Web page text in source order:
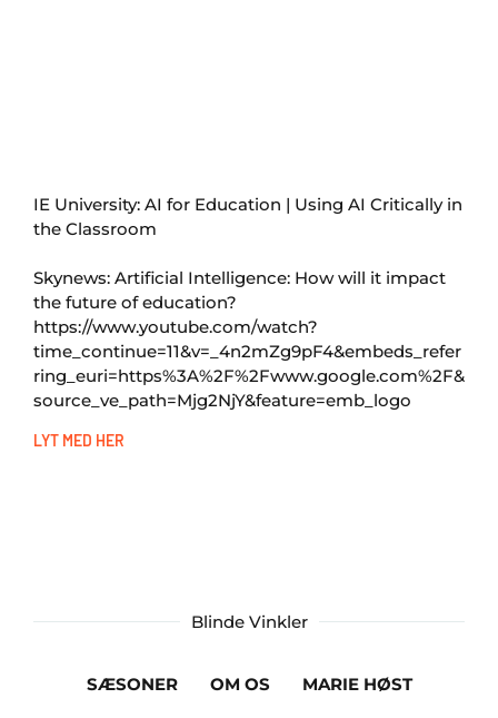
IE University: AI for Education | Using AI Critically in
the Classroom
Skynews: Artificial Intelligence: How will it impact
the future of education?
https://www.youtube.com/watch?
time_continue=11&v=_4n2mZg9pF4&embeds_refer
ring_euri=https%3A%2F%2Fwww.google.com%2F&
source_ve_path=Mjg2NjY&feature=emb_logo
LYT MED HER
Blinde Vinkler
SÆSONER OM OS MARIE HØST